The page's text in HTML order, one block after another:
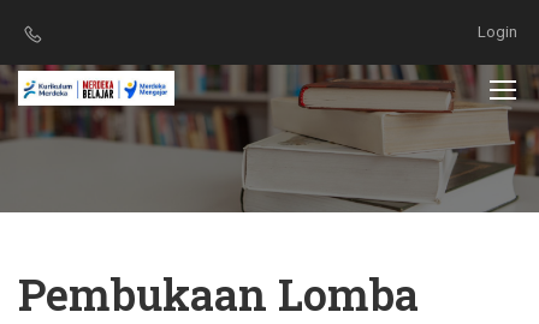
Login
Pembukaan Lomba